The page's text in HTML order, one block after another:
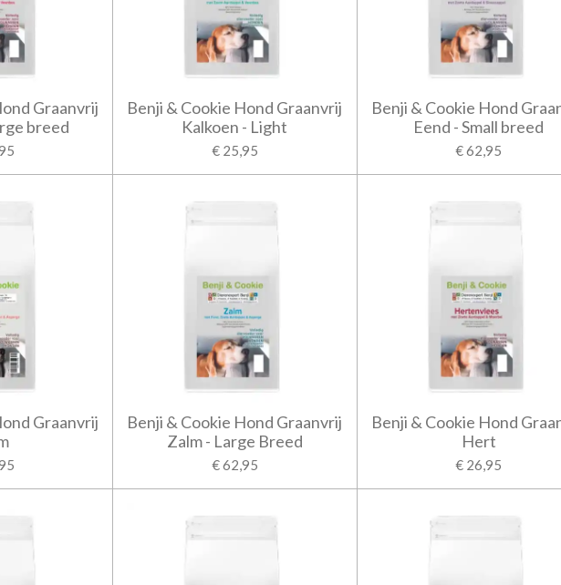
Graanvrij
breed
Benji & Cookie Hond Graanvrij
Kalkoen - Light
€ 25,95
Benji & Cookie Hond
Eend - Small breed
€ 62,95
Graanvrij
Benji & Cookie Hond Graanvrij
Zalm - Large Breed
€ 62,95
Benji & Cookie Hond
Hert
€ 26,95